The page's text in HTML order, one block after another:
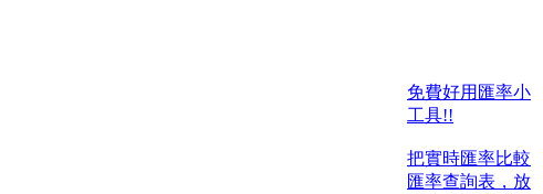
免費好用匯率小
工具!!
把實時匯率比較
匯率查詢表，放